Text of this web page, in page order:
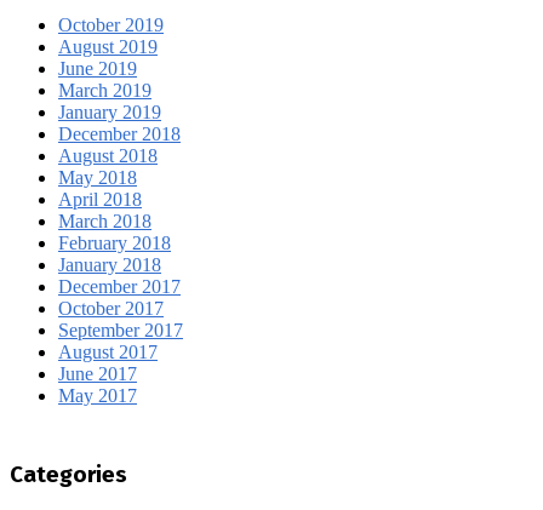
October 2019
August 2019
June 2019
March 2019
January 2019
December 2018
August 2018
May 2018
April 2018
March 2018
February 2018
January 2018
December 2017
October 2017
September 2017
August 2017
June 2017
May 2017
Categories